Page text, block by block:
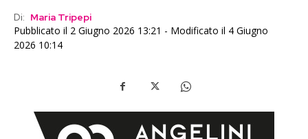
Di: Maria Tripepi
Pubblicato il 2 Giugno 2026 13:21 - Modificato il 4 Giugno
2026 10:14